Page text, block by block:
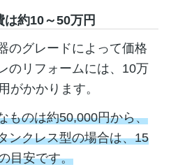
は約10～50万円
のグレードによって価格
のリフォームには、10万
がかかります。
ものは約50,000円から、
ンクレス型の場合は、15
目安です。